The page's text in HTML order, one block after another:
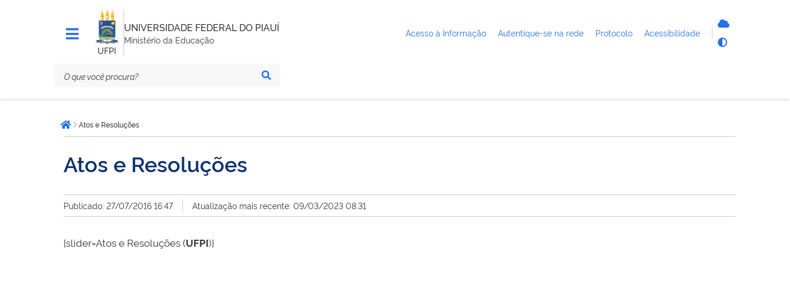
UFPI
UNIVERSIDADE FEDERAL DO PIAUÍ
Ministério da Educação
Acesso à Informação Autentique-se na rede Protocolo Acessibilidade
está
aqui:Página inicial
Atos e Resoluções
Atos e Resoluções
Publicado: 27/07/2016 16:47 Atualização mais recente: 09/03/2023 08:31
{slider=Atos e Resoluções (UFPI)}